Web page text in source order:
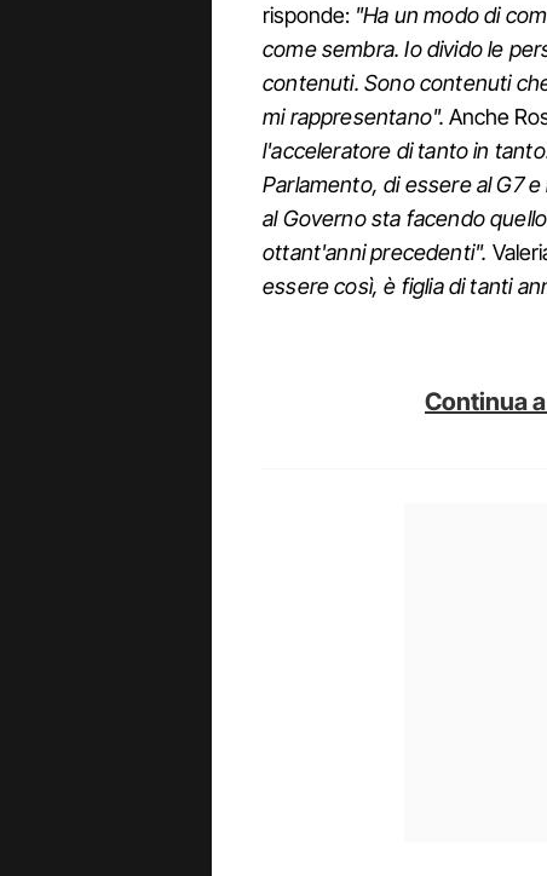
risponde: "Ha un modo di
come sembra. Io divido le
contenuti. Sono contenuti
mi rappresentano".Anche
l'acceleratore di tanto in
Parlamento, di essere al G7
al Governo sta facendo
ottant'anni precedenti".
essere così, è figlia di tanti
Continua